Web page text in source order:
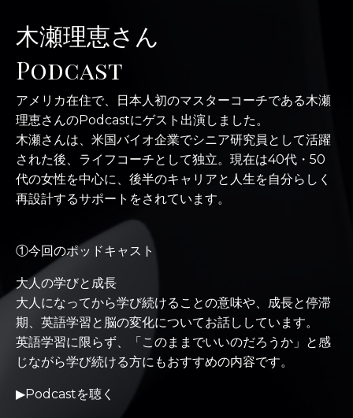
木瀬理恵さん
Podcast
アメリカ在住で、日本人初のマスターコーチである木瀬
理恵さんのPodcastにゲスト出演しました。
木瀬さんは、米国バイオ企業でシニア研究員として活躍
された後、ライフコーチとして独立。現在は40代・50
代の女性を中心に、後半のキャリアと人生を自分らしく
再設計するサポートをされています。
①今回のポッドキャスト
大人の学びと成長
大人になってから学び続けることの意味や、成長と停滞
期、英語学習と脳の変化についてお話ししています。
英語学習に限らず、「このままでいいのだろうか」と感
じながら学び続ける方にもおすすめの内容です。
▶Podcastを聴く